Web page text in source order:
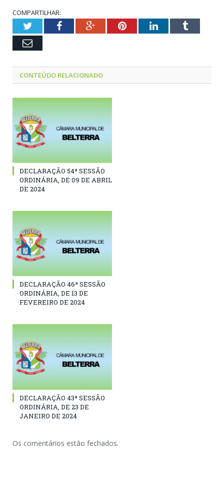
COMPARTILHAR:
TwitterFacebookGoogle+PinterestLinkedInTumblr
Email
CONTEÚDO RELACIONADO
DECLARAÇÃO 54ª SESSÃO
ORDINÁRIA, DE 09 DE ABRIL
DE 2024
DECLARAÇÃO 46ª SESSÃO
ORDINÁRIA, DE 13 DE
FEVEREIRO DE 2024
DECLARAÇÃO 43ª SESSÃO
ORDINÁRIA, DE 23 DE
JANEIRO DE 2024
Os comentários estão fechados.